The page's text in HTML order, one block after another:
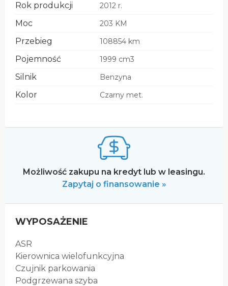
Rok produkcji 2012 r.
Moc 203 KM
Przebieg 108854 km
Pojemność 1999 cm3
Silnik Benzyna
Kolor Czarny met.
Możliwość zakupu na kredyt lub w leasingu.
Zapytaj o finansowanie »
WYPOSAŻENIE
ASR
Kierownica wielofunkcyjna
Czujnik parkowania
Podgrzewana szyba